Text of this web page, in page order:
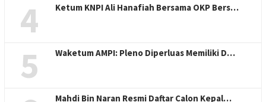
4 Ketum KNPI Ali Hanafiah Bersama OKP Bers…
5 Waketum AMPI: Pleno Diperluas Memiliki D…
Mahdi Bin Naran Resmi Daftar Calon Kepal…